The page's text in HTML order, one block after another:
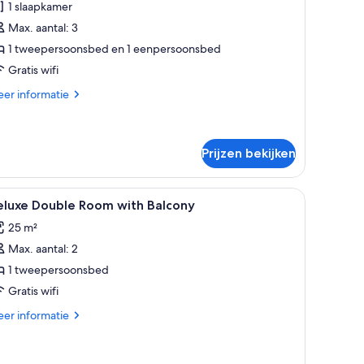
1 slaapkamer
Max. aantal: 3
1 tweepersoonsbed en 1 eenpersoonsbed
Gratis wifi
informatie
Prijzen bekijken
Een moderne hotelkamer met een groot
4 Double Room with Balcony
25 m²
Max. aantal: 2
1 tweepersoonsbed
Gratis wifi
informatie